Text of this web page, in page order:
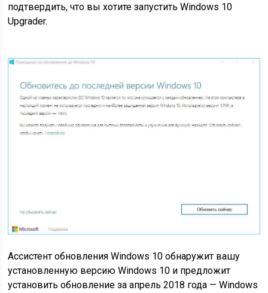
подтвердить, что вы хотите запустить Windows 10
Upgrader.
Ассистент обновления Windows 10 обнаружит вашу
установленную версию Windows 10 и предложит
установить обновление за апрель 2018 года — Windows